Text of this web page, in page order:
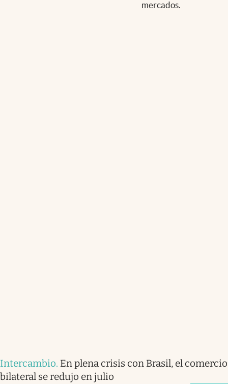
mercados.
Intercambio. En plena crisis con Brasil, el comercio
bilateral se redujo en julio